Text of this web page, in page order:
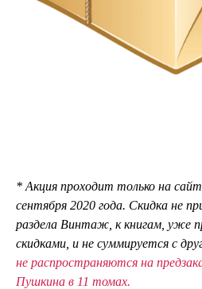
* Акция проходит только на
сентября 2020 года. Скидка не
раздела Винтаж, к книгам, уже
скидками, и не суммируется с
не распространяются на
Пушкина в 11 томах.